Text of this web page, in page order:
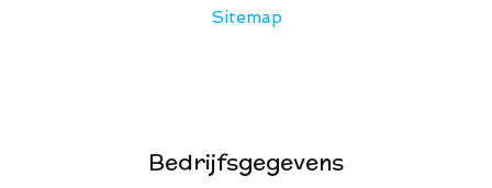
Sitemap
Bedrijfsgegevens